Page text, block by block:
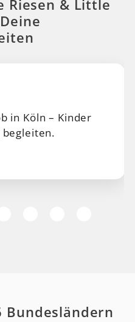
Riesen & Little
in Köln – Kinder
Bundesländern